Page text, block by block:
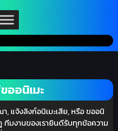
ออนิเมะ
แจ้งลิงก์อนิเมะเสีย, หรือ ขออนิ
ทีมงานของเรายินดีรับทุกข้อความ